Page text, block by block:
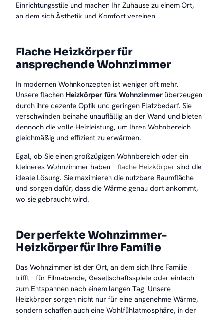
Einrichtungsstile und machen Ihr Zuhause zu einem Ort,
an dem sich Ästhetik und Komfort vereinen.
Flache Heizkörper für
ansprechende Wohnzimmer
In modernen Wohnkonzepten ist weniger oft mehr.
Unsere flachen Heizkörper fürs Wohnzimmer überzeugen
durch ihre dezente Optik und geringen Platzbedarf. Sie
verschwinden beinahe unauffällig an der Wand und bieten
dennoch die volle Heizleistung, um Ihren Wohnbereich
gleichmäßig und effizient zu erwärmen.
Egal, ob Sie einen großzügigen Wohnbereich oder ein
kleineres Wohnzimmer haben – flache Heizkörper sind die
ideale Lösung. Sie maximieren die nutzbare Raumfläche
und sorgen dafür, dass die Wärme genau dort ankommt,
wo sie gebraucht wird.
Der perfekte Wohnzimmer-
Heizkörper für Ihre Familie
Das Wohnzimmer ist der Ort, an dem sich Ihre Familie
trifft – für Filmabende, Gesellschaftsspiele oder einfach
zum Entspannen nach einem langen Tag. Unsere
Heizkörper sorgen nicht nur für eine angenehme Wärme,
sondern schaffen auch eine Wohlfühlatmosphäre, in der